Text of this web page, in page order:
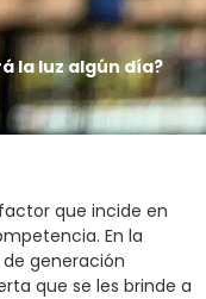
la luz algún día?
que incide en
En la
generación
que se les brinde a